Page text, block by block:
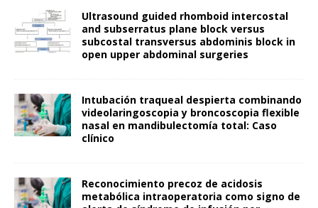
Ultrasound guided rhomboid intercostal
and subserratus plane block versus
subcostal transversus abdominis block in
open upper abdominal surgeries
Intubación traqueal despierta combinando
videolaringoscopia y broncoscopia flexible
nasal en mandibulectomía total: Caso
clínico
Reconocimiento precoz de acidosis
metabólica intraoperatoria como signo de